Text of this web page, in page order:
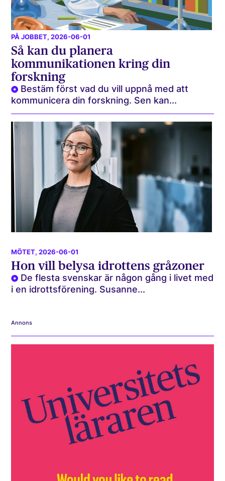
PÅ JOBBET, 2026-06-01
Så kan du planera
kommunikationen kring din
forskning
Bestäm först vad du vill uppnå med att
kommunicera din forskning. Sen kan...
MÖTET, 2026-06-01
Hon vill belysa idrottens gråzoner
De flesta svenskar är någon gång i livet med
i en idrottsförening. Susanne...
Annons